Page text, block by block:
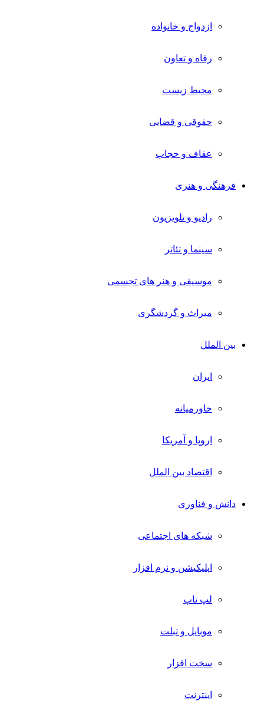
ازدواج و خانواده
رفاه و تعاون
محیط زیست
حقوقی و قضایی
عفاف و حجاب
فرهنگی و هنری
رادیو و تلویزیون
سینما و تئاتر
موسیقی و هنر های تجسمی
میراث و گردشگری
بین الملل
ایران
خاورمیانه
اروپا و آمریکا
اقتصاد بین الملل
دانش و فناوری
شبکه های اجتماعی
اپلیکیشن و نرم افزار
لپ تاپ
موبایل و تبلت
سخت افزار
اینترنت